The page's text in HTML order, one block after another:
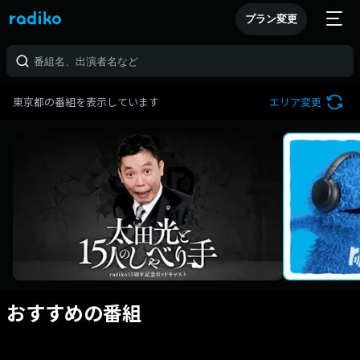
プラン変更
東京都の番組を表示しています エリア変更
おすすめの番組